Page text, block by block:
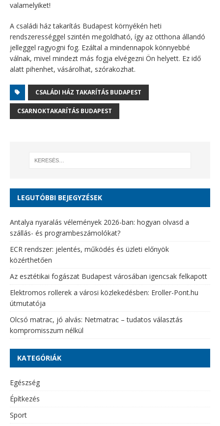
valamelyiket!
A családi ház takarítás Budapest környékén heti
rendszerességgel szintén megoldható, így az otthona állandó
jelleggel ragyogni fog. Ezáltal a mindennapok könnyebbé
válnak, mivel mindezt más fogja elvégezni Ön helyett. Ez idő
alatt pihenhet, vásárolhat, szórakozhat.
CSALÁDI HÁZ TAKARÍTÁS BUDAPEST
CSARNOKTAKARÍTÁS BUDAPEST
LEGUTÓBBI BEJEGYZÉSEK
Antalya nyaralás vélemények 2026-ban: hogyan olvasd a
szállás- és programbeszámolókat?
ECR rendszer: jelentés, működés és üzleti előnyök
közérthetően
Az esztétikai fogászat Budapest városában igencsak felkapott
Elektromos rollerek a városi közlekedésben: Eroller-Pont.hu
útmutatója
Olcsó matrac, jó alvás: Netmatrac – tudatos választás
kompromisszum nélkül
KATEGÓRIÁK
Egészség
Építkezés
Sport